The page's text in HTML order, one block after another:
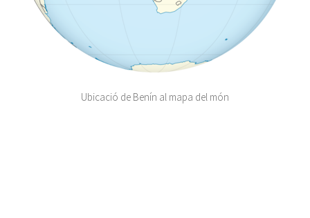
Ubicació de Benín al mapa del món